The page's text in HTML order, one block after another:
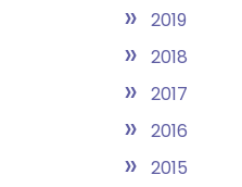
» 2019
» 2018
» 2017
» 2016
» 2015